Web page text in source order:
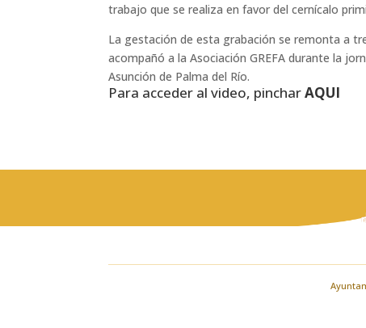
trabajo que se realiza en favor del cernícalo
La gestación de esta grabación se remonta a
acompañó a la Asociación GREFA durante la
Asunción de Palma del Río.
Para acceder al video, pincharAQUI